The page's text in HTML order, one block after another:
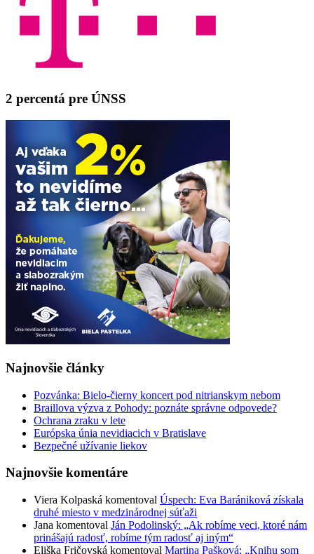
2 percentá pre ÚNSS
Najnovšie články
Pozvánka: Bielo-čierny koncert pod nitrianskym nebom
Braillova výzva z Pohody: poznáte správne odpovede?
Ochrana zraku v lete
Európska únia nevidiacich v Bratislave
Bezpečné užívanie liekov
Najnovšie komentáre
Viera Kolpaská komentoval Úspech: Eva Barániková získala
druhé miesto v medzinárodnej súťaži
Jana komentoval Ján Podolinský: „Ak robíme veci, ktoré nám
prinášajú radosť, robíme tým radosť aj iným“
Eliška Fričovská komentoval Martina Pašková: „Knihu som